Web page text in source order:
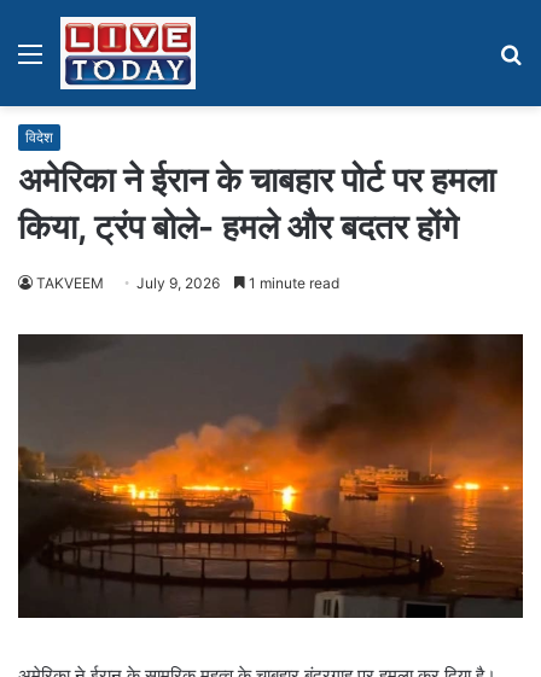
Menu
विदेश
अमेरिका ने ईरान के चाबहार पोर्ट पर हमला
किया, ट्रंप बोले- हमले और बदतर होंगे
TAKVEEM July 9, 2026 1 minute read